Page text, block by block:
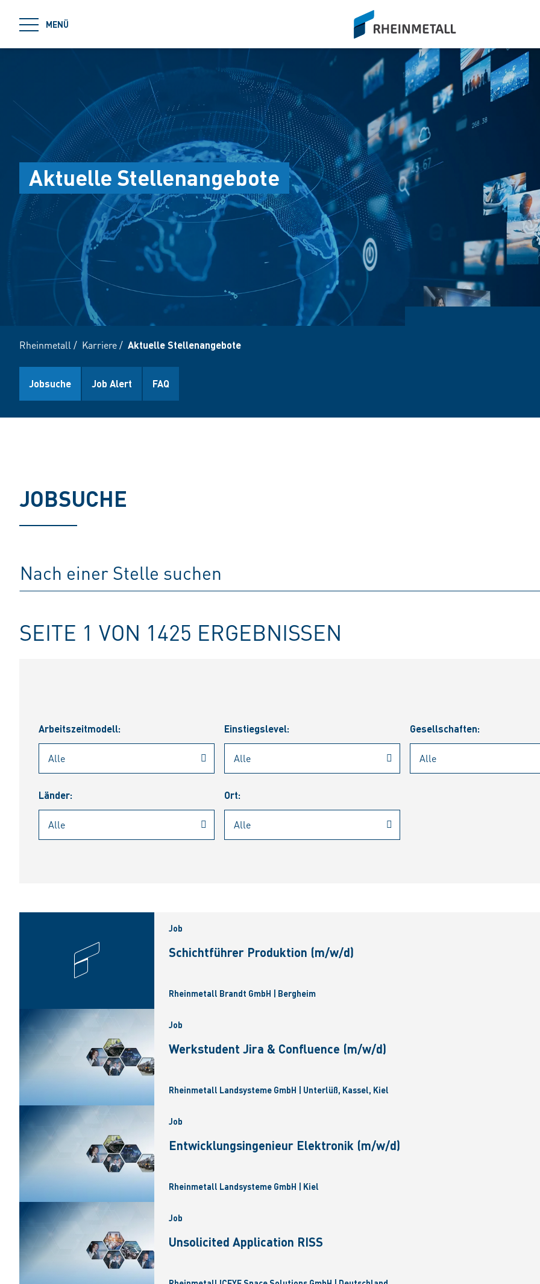
MENÜ
siteLogo
Aktuelle Stellenangebote
Rheinmetall / Karriere/ Aktuelle Stellenangebote
Jobsuche Job Alert FAQ
JOBSUCHE
SEITE 1 VON 1425 ERGEBNISSEN
Arbeitszeitmodell: Einstiegslevel: Gesellschaften:
Länder: Ort:
Job
Schichtführer Produktion (m/w/d)
Rheinmetall Brandt GmbH | Bergheim
Job
Werkstudent Jira & Confluence (m/w/d)
Rheinmetall Landsysteme GmbH | Unterlüß, Kassel, Kiel
Job
Entwicklungsingenieur Elektronik (m/w/d)
Rheinmetall Landsysteme GmbH | Kiel
Job
Unsolicited Application RISS